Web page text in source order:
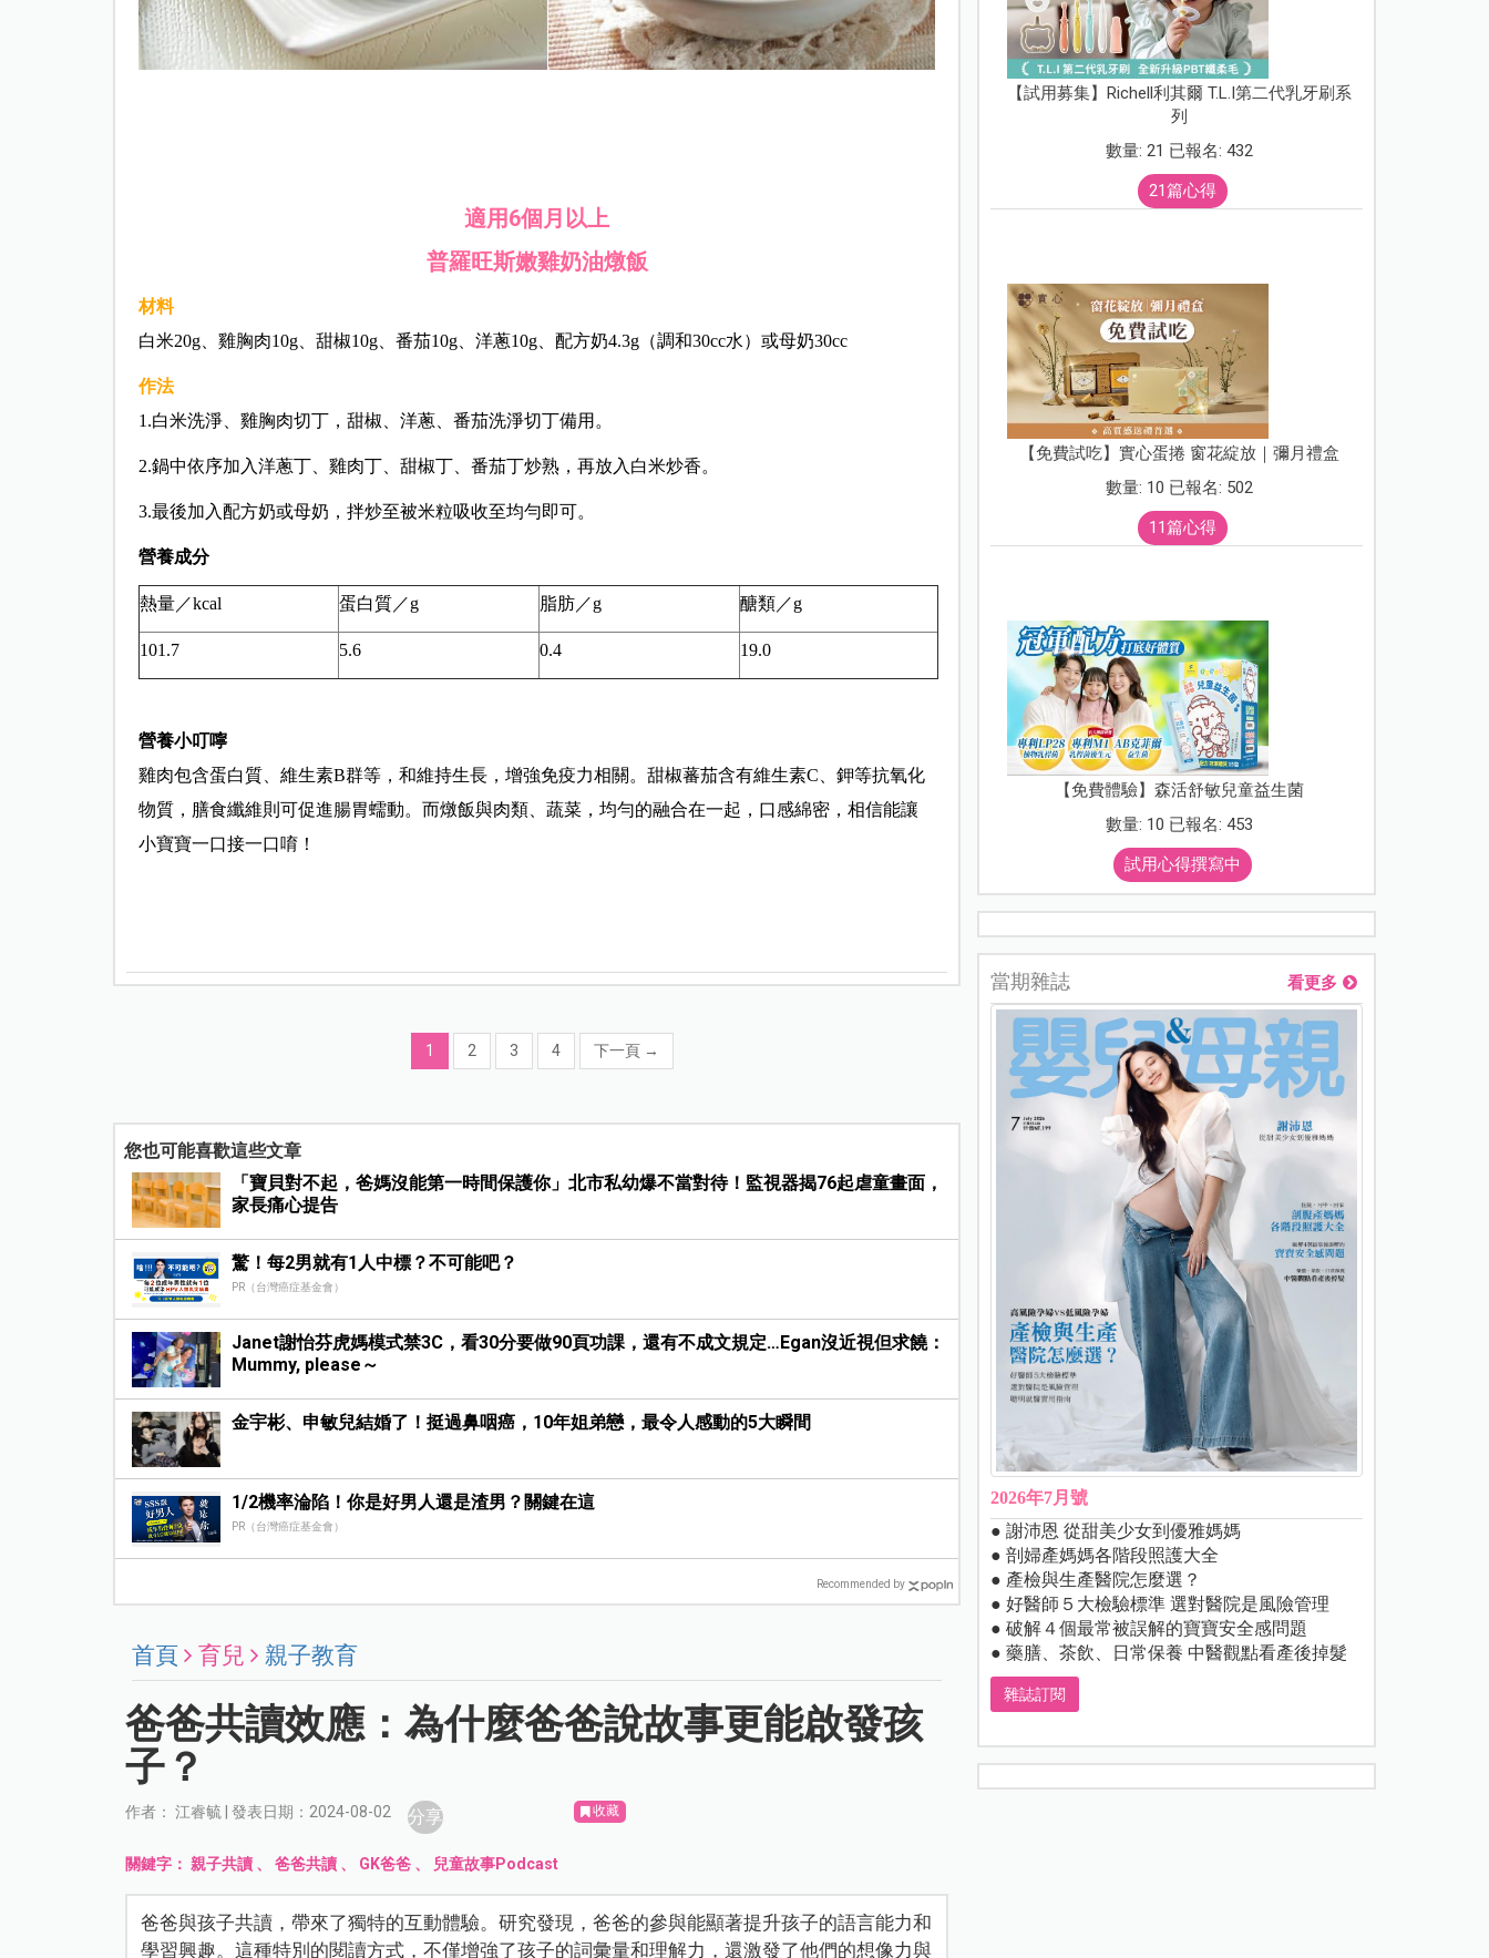
適用6個月以上
普羅旺斯嫩雞奶油燉飯
材料
白米20g、雞胸肉10g、甜椒10g、番茄10g、洋蔥10g、配方奶4.3g（調和30cc水）或母奶30cc
作法
1.白米洗淨、雞胸肉切丁，甜椒、洋蔥、番茄洗淨切丁備用。
2.鍋中依序加入洋蔥丁、雞肉丁、甜椒丁、番茄丁炒熟，再放入白米炒香。
3.最後加入配方奶或母奶，拌炒至被米粒吸收至均勻即可。
營養成分
熱量／kcal 蛋白質／g 脂肪／g 醣類／g
101.7 5.6 0.4 19.0
營養小叮嚀
雞肉包含蛋白質、維生素B群等，和維持生長，增強免疫力相關。甜椒蕃茄含有維生素C、鉀等抗氧化
物質，膳食纖維則可促進腸胃蠕動。而燉飯與肉類、蔬菜，均勻的融合在一起，口感綿密，相信能讓
小寶寶一口接一口唷！
1 2 3 4 下一頁 →
您也可能喜歡這些文章
「寶貝對不起，爸媽沒能第一時間保護你」北市私幼爆不當對待！監視器揭76起虐童畫面，
家長痛心提告
驚！每2男就有1人中標？不可能吧？
PR（台灣癌症基金會）
Janet謝怡芬虎媽模式禁3C，看30分要做90頁功課，還有不成文規定…Egan沒近視但求饒：
Mummy, please～
金宇彬、申敏兒結婚了！挺過鼻咽癌，10年姐弟戀，最令人感動的5大瞬間
1/2機率淪陷！你是好男人還是渣男？關鍵在這
PR（台灣癌症基金會）
Recommended by
首頁 育兒 親子教育
爸爸共讀效應：為什麼爸爸說故事更能啟發孩
子？
作者： 江睿毓 | 發表日期：2024-08-02 分享 收藏
關鍵字：親子共讀 、爸爸共讀 、 GK爸爸 、 兒童故事Podcast
爸爸與孩子共讀，帶來了獨特的互動體驗。研究發現，爸爸的參與能顯著提升孩子的語言能力和
學習興趣。這種特別的閱讀方式，不僅增強了孩子的詞彙量和理解力，還激發了他們的想像力與
【試用募集】Richell利其爾 T.L.I第二代乳牙刷系
列
數量: 21 已報名: 432
21篇心得
【免費試吃】實心蛋捲 窗花綻放｜彌月禮盒
數量: 10 已報名: 502
11篇心得
【免費體驗】森活舒敏兒童益生菌
數量: 10 已報名: 453
試用心得撰寫中
當期雜誌 看更多
2026年7月號
● 謝沛恩 從甜美少女到優雅媽媽
● 剖婦產媽媽各階段照護大全
● 產檢與生產醫院怎麼選？
● 好醫師５大檢驗標準 選對醫院是風險管理
● 破解４個最常被誤解的寶寶安全感問題
● 藥膳、茶飲、日常保養 中醫觀點看產後掉髮
雜誌訂閱